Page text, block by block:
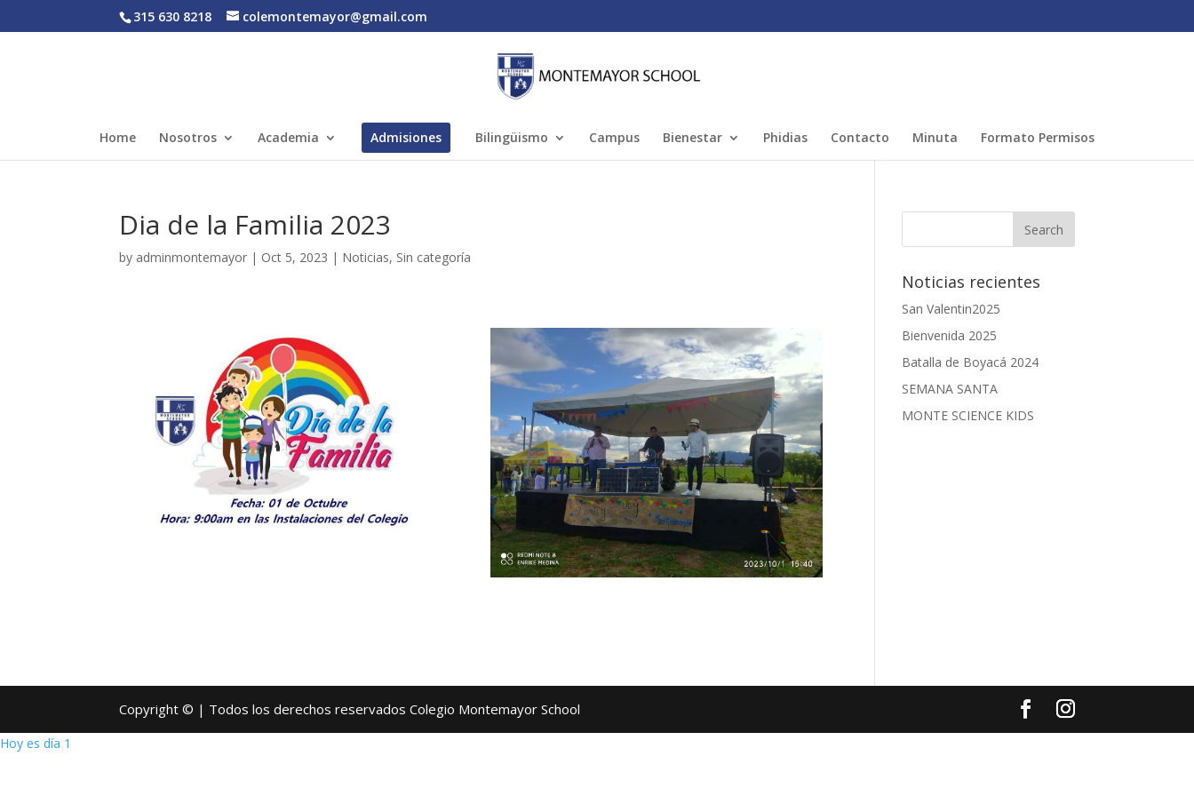
315 630 8218 colemontemayor@gmail.com
Home Nosotros Academia Admisiones Bilingüismo Campus Bienestar Phidias Contacto Minuta Formato Permisos
Dia de la Familia 2023
by adminmontemayor | Oct 5, 2023 | Noticias, Sin categoría
Noticias recientes
San Valentin2025
Bienvenida 2025
Batalla de Boyacá 2024
SEMANA SANTA
MONTE SCIENCE KIDS
Copyright © | Todos los derechos reservados Colegio Montemayor School
Hoy es día 1